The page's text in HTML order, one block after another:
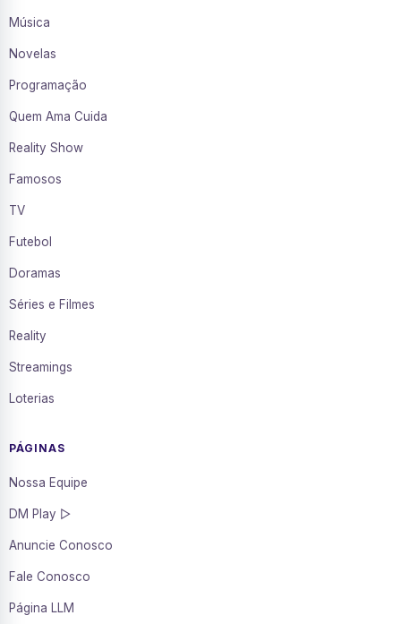
Música
Novelas
Programação
Quem Ama Cuida
Reality Show
Famosos
TV
Futebol
Doramas
Séries e Filmes
Reality
Streamings
Loterias
PÁGINAS
Nossa Equipe
DM Play ▷
Anuncie Conosco
Fale Conosco
Página LLM